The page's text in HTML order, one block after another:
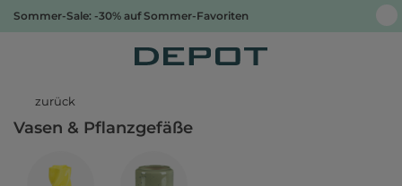
Sommer-Sale: -30% auf Sommer-Favoriten
zurück
Vasen & Pflanzgefäße